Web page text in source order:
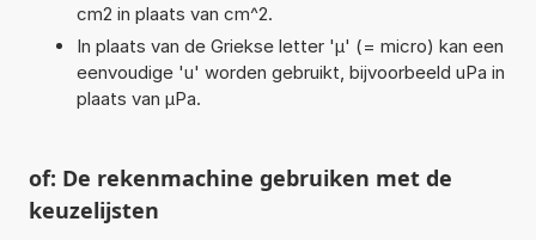
cm2 in plaats van cm^2.
In plaats van de Griekse letter 'µ' (= micro) kan een
eenvoudige 'u' worden gebruikt, bijvoorbeeld uPa in
plaats van µPa.
of: De rekenmachine gebruiken met de
keuzelijsten